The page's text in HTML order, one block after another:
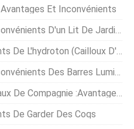
Et Inconvénients
D'un Lit De Jardin Surélevé
(cailloux D'argile) En Culture Hydroponique
Des Barres Lumineuses À LED
:avantages Et Inconvénients
De Garder Des Coqs